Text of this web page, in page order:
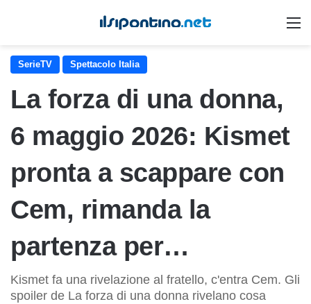
SerieTV Spettacolo Italia
La forza di una donna,
6 maggio 2026: Kismet
pronta a scappare con
Cem, rimanda la
partenza per…
Kismet fa una rivelazione al fratello, c'entra Cem. Gli
spoiler de La forza di una donna rivelano cosa